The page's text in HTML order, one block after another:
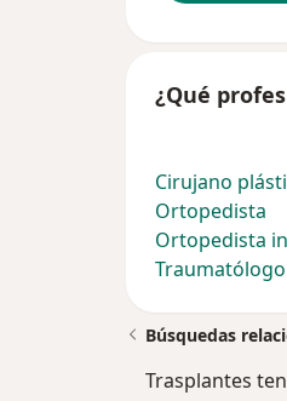
¿Qué
Cirujano
Ortopedista
Ortopedista
Traumatólogo
Búsquedas
Trasplantes